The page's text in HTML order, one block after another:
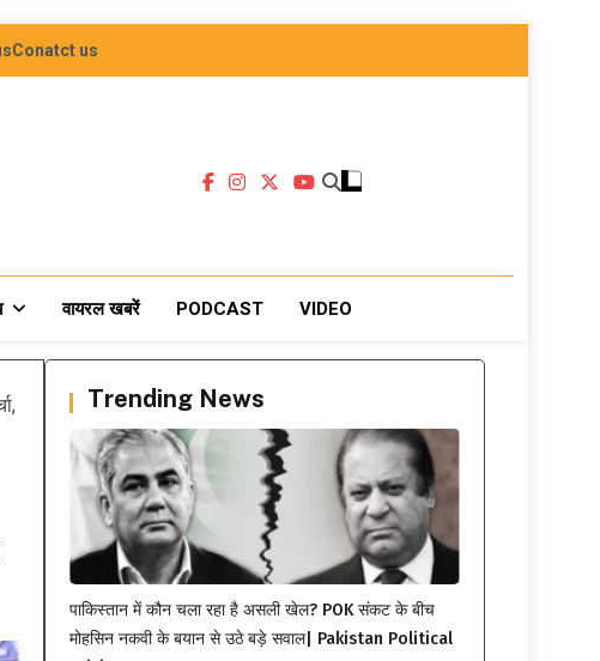
Conatct us
वायरल खबरें PODCAST VIDEO
Trending News
पाकिस्तान में कौन चला रहा है असली खेल? POK संकट के बीच
मोहसिन नकवी के बयान से उठे बड़े सवाल| Pakistan Political